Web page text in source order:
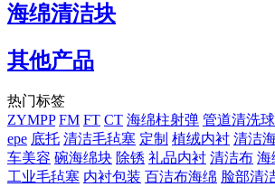
海绵清洁块
其他产品
热门标签
ZYMPP FM FT CT 海绵柱射弹 管道清洗球
epe 底托 清洁毛毡塞 定制 植绒内衬 清洁
车美容 碗海绵块 除锈 礼品内衬 清洁布 海
工业毛毡塞 内衬包装 百洁布海绵 脸部清